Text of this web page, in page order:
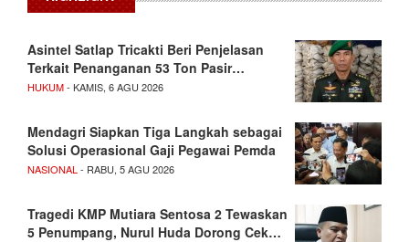
Asintel Satlap Tricakti Beri Penjelasan
Terkait Penanganan 53 Ton Pasir…
HUKUM- KAMIS, 6 AGU 2026
Mendagri Siapkan Tiga Langkah sebagai
Solusi Operasional Gaji Pegawai Pemda
NASIONAL - RABU, 5 AGU 2026
Tragedi KMP Mutiara Sentosa 2 Tewaskan
5 Penumpang, Nurul Huda Dorong Cek…